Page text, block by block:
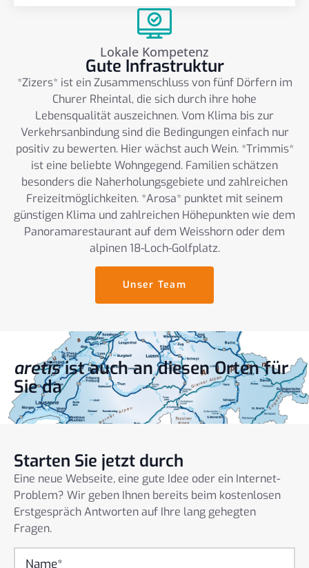
Lokale Kompetenz
Gute Infrastruktur
*Zizers* ist ein Zusammenschluss von fünf Dörfern im
Churer Rheintal, die sich durch ihre hohe
Lebensqualität auszeichnen. Vom Klima bis zur
Verkehrsanbindung sind die Bedingungen einfach nur
positiv zu bewerten. Hier wächst auch Wein. *Trimmis*
ist eine beliebte Wohngegend. Familien schätzen
besonders die Naherholungsgebiete und zahlreichen
Freizeitmöglichkeiten. *Arosa* punktet mit seinem
günstigen Klima und zahlreichen Höhepunkten wie dem
Panoramarestaurant auf dem Weisshorn oder dem
alpinen 18-Loch-Golfplatz.
Unser Team
aretisist auch an diesen Orten für
Sie da
Starten Sie jetzt durch
Eine neue Webseite, eine gute Idee oder ein Internet-
Problem? Wir geben Ihnen bereits beim kostenlosen
Erstgespräch Antworten auf Ihre lang gehegten
Fragen.